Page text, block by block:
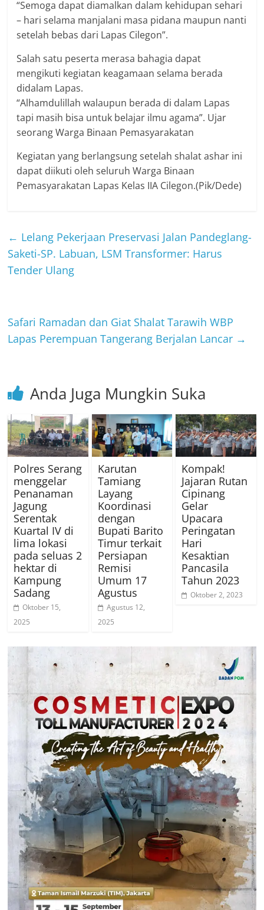
“Semoga dapat diamalkan dalam kehidupan sehari
– hari selama manjalani masa pidana maupun nanti
setelah bebas dari Lapas Cilegon”.
Salah satu peserta merasa bahagia dapat
mengikuti kegiatan keagamaan selama berada
didalam Lapas.
“Alhamdulillah walaupun berada di dalam Lapas
tapi masih bisa untuk belajar ilmu agama”. Ujar
seorang Warga Binaan Pemasyarakatan
Kegiatan yang berlangsung setelah shalat ashar ini
dapat diikuti oleh seluruh Warga Binaan
Pemasyarakatan Lapas Kelas IIA Cilegon.(Pik/Dede)
← Lelang Pekerjaan Preservasi Jalan Pandeglang-
Saketi-SP. Labuan, LSM Transformer: Harus
Tender Ulang
Safari Ramadan dan Giat Shalat Tarawih WBP
Lapas Perempuan Tangerang Berjalan Lancar →
Anda Juga Mungkin Suka
Polres Serang
menggelar
Penanaman
Jagung
Serentak
Kuartal IV di
lima lokasi
pada seluas 2
hektar di
Kampung
Sadang
Oktober 15,
2025
Karutan
Tamiang
Layang
Koordinasi
dengan
Bupati Barito
Timur terkait
Persiapan
Remisi
Umum 17
Agustus
Agustus 12,
2025
Kompak!
Jajaran Rutan
Cipinang
Gelar
Upacara
Peringatan
Hari
Kesaktian
Pancasila
Tahun 2023
Oktober 2, 2023